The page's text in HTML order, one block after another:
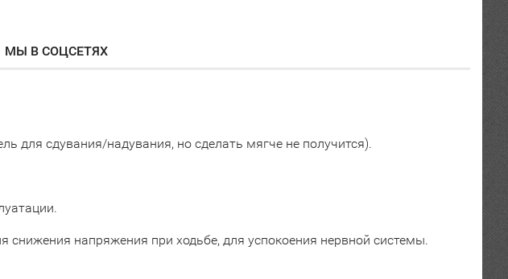
МЫ В СОЦСЕТЯХ
для сдувания/надувания, но сделать мягче не получится).
напряжения при ходьбе, для успокоения нервной системы.